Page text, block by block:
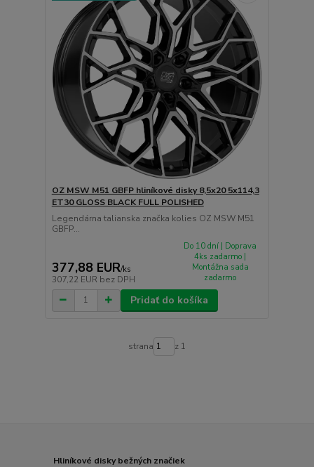
OZ MSW M51 GBFP hliníkové disky 8,5x20 5x114,3
ET30 GLOSS BLACK FULL POLISHED
Legendárna talianska značka kolies OZ MSW M51
GBFP...
377,88 EUR/ks
307,22 EUR bez DPH
Do 10 dní | Doprava
4ks zadarmo |
Montážna sada
zadarmo
Pridať do košíka
strana z 1
Hliníkové disky bežných značiek